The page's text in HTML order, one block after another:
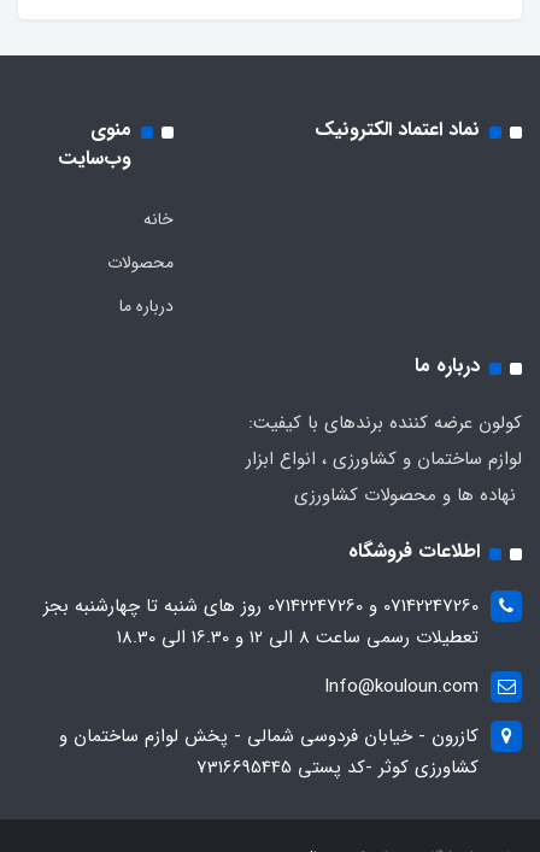
نماد اعتماد الکترونیک
منوی
وب‌سایت
خانه
محصولات
درباره ما
درباره ما
کولون عرضه کننده برندهای با کیفیت:
لوازم ساختمان و کشاورزی ، انواع ابزار
نهاده ها و محصولات کشاورزی
اطلاعات فروشگاه
07142247260 و 07142247260 روز های شنبه تا چهارشنبه بجز
تعطیلات رسمی ساعت 8 الی 12 و 16.30 الی 18.30
Info@kouloun.com
کازرون - خیابان فردوسی شمالی - پخش لوازم ساختمان و
کشاورزی کوثر -کد پستی 7316695445